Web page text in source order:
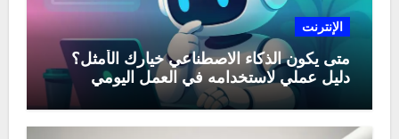
الإنترنت
متى يكون الذكاء الاصطناعي خيارك الأمثل؟
دليل عملي لاستخدامه في العمل اليومي